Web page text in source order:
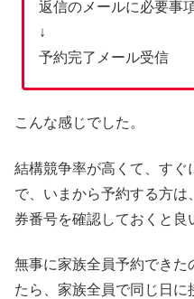
返信のメールに必要事
↓
予約完了メール受信
こんな感じでした。
結構競争率が高くて、す
で、いまから予約する方
券番号を確認しておくと良
無事に家族全員予約できた
たら、家族全員で同じ日